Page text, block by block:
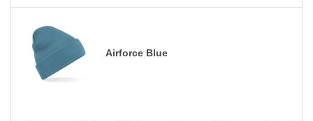
Airforce Blue